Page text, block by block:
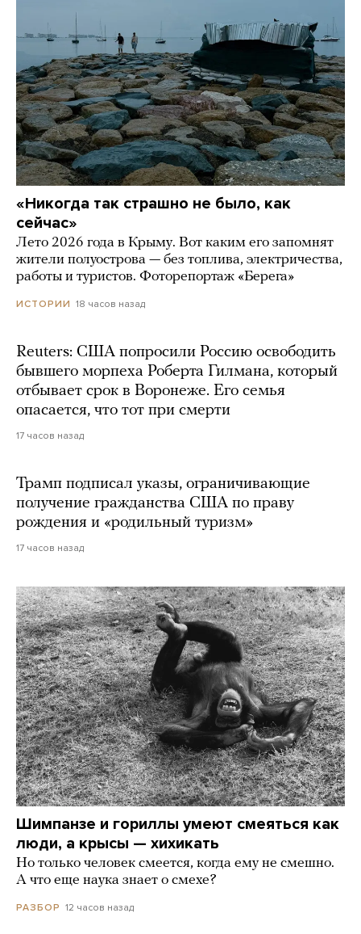
«Никогда так страшно не было, как
сейчас»
Лето 2026 года в Крыму. Вот каким его запомнят
жители полуострова — без топлива, электричества,
работы и туристов. Фоторепортаж «Берега»
ИСТОРИИ 18 часов назад
Reuters: США попросили Россию освободить
бывшего морпеха Роберта Гилмана, который
отбывает срок в Воронеже. Его семья
опасается, что тот при смерти
17 часов назад
Трамп подписал указы, ограничивающие
получение гражданства США по праву
рождения и «родильный туризм»
17 часов назад
Шимпанзе и гориллы умеют смеяться как
люди, а крысы — хихикать
Но только человек смеется, когда ему не смешно.
А что еще наука знает о смехе?
РАЗБОР 12 часов назад